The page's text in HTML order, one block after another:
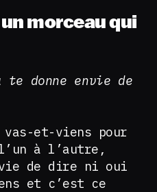
morceau qui
donne envie de
vas-et-viens pour
à l’autre,
de dire ni oui
et c’est ce